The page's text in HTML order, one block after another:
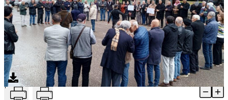
ثقافة ومجتمع
منوعات
ابحث
بالصور: محتجو السويداء يواصلون حراكهم السلمي T